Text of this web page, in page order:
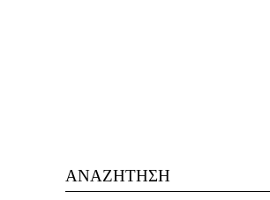
Search
for: